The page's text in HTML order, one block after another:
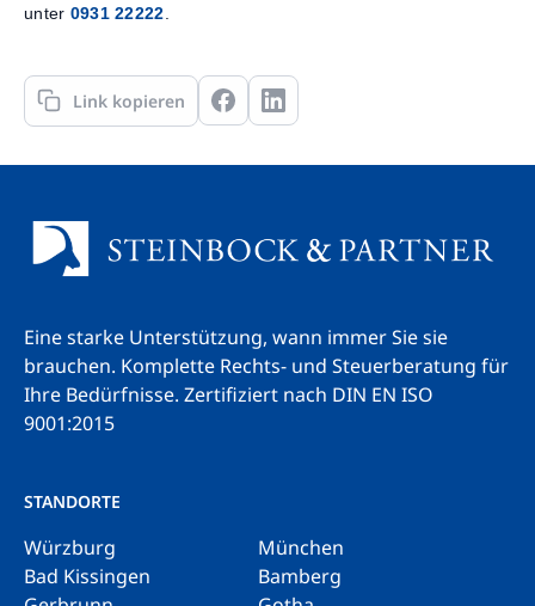
unter 0931 22222
Link kopieren
Eine starke Unterstützung, wann immer Sie sie
brauchen. Komplette Rechts- und Steuerberatung für
Ihre Bedürfnisse. Zertifiziert nach DIN EN ISO
9001:2015
STANDORTE
Würzburg
München
Bad Kissingen
Bamberg